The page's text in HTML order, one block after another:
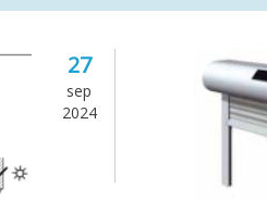
27
sep
2024